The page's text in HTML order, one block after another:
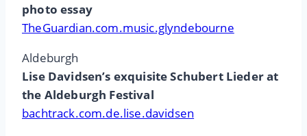
photo essay
TheGuardian.com.music.glyndebourne
Aldeburgh
Lise Davidsen’s exquisite Schubert Lieder at
the Aldeburgh Festival
bachtrack.com.de.lise.davidsen